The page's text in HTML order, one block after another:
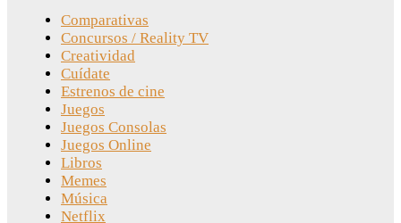
Comparativas
Concursos / Reality TV
Creatividad
Cuídate
Estrenos de cine
Juegos
Juegos Consolas
Juegos Online
Libros
Memes
Música
Netflix